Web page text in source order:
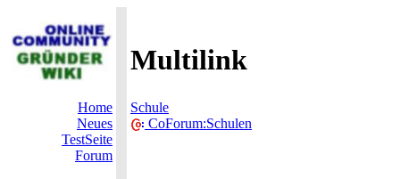
Multilink
Home
Neues
TestSeite
Forum
Schule
CoForum:Schulen